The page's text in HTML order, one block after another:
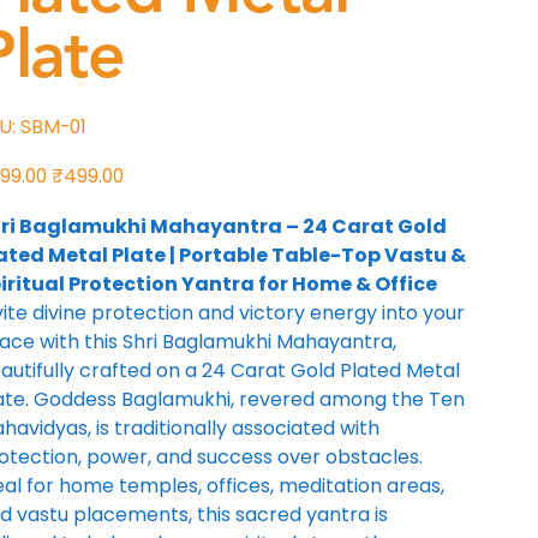
SKU
SBM-
SBM-01
बिक्री
मूल्य
₹499.00
Baglamukhi Mahayantra – 24 Carat Gold
Metal Plate | Portable Table-Top Vastu &
Protection Yantra for Home & Office
divine protection and victory energy into your
with this Shri Baglamukhi Mahayantra,
crafted on a 24 Carat Gold Plated Metal
Goddess Baglamukhi, revered among the Ten
is traditionally associated with
power, and success over obstacles.
for home temples, offices, meditation areas,
vastu placements, this sacred yantra is